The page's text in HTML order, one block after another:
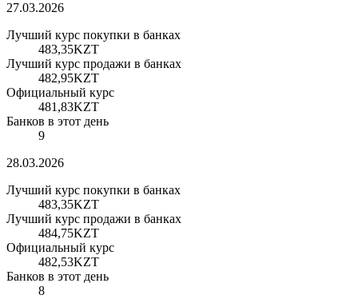
27.03.2026
Лучший курс покупки в банках
483,35KZT
Лучший курс продажи в банках
482,95KZT
Официальный курс
481,83KZT
Банков в этот день
9
28.03.2026
Лучший курс покупки в банках
483,35KZT
Лучший курс продажи в банках
484,75KZT
Официальный курс
482,53KZT
Банков в этот день
8